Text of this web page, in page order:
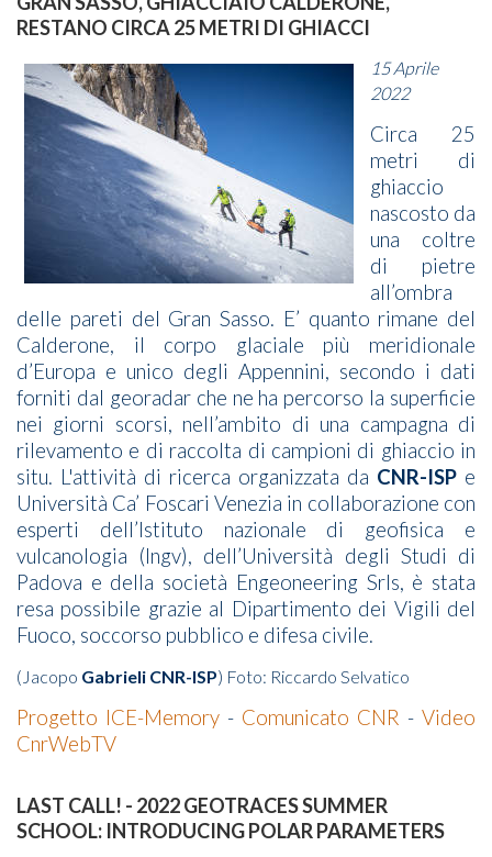
RESTANO CIRCA 25 METRI DI GHIACCI
15 Aprile
2022
Circa 25
metri di
ghiaccio
nascosto da
una coltre
di pietre
all’ombra
delle pareti del Gran Sasso. E’ quanto rimane del
Calderone, il corpo glaciale più meridionale
d’Europa e unico degli Appennini, secondo i dati
forniti dal georadar che ne ha percorso la superficie
nei giorni scorsi, nell’ambito di una campagna di
rilevamento e di raccolta di campioni di ghiaccio in
situ. L'attività di ricerca organizzata da CNR-ISP e
Università Ca’ Foscari Venezia in collaborazione con
esperti dell’Istituto nazionale di geofisica e
vulcanologia (Ingv), dell’Università degli Studi di
Padova e della società Engeoneering Srls, è stata
resa possibile grazie al Dipartimento dei Vigili del
Fuoco, soccorso pubblico e difesa civile.
(Jacopo Gabrieli CNR-ISP) Foto: Riccardo Selvatico
Progetto ICE-Memory - Comunicato CNR - Video
CnrWebTV
LAST CALL! - 2022 GEOTRACES SUMMER
SCHOOL: INTRODUCING POLAR PARAMETERS